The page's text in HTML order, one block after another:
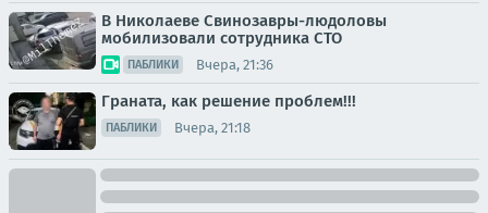
В Николаеве Свинозавры-людоловы
мобилизовали сотрудника СТО
ПАБЛИКИ Вчера, 21:36
Граната, как решение проблем!!!
ПАБЛИКИ Вчера, 21:18